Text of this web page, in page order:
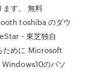
ます。 無料
toshiba のダウ
- 東芝独自
ために Microsoft
のパソ